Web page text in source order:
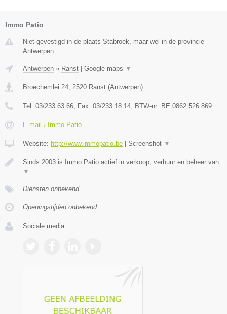
Immo Patio
Niet gevestigd in de plaats Stabroek, maar wel in de provincie
Antwerpen.
Antwerpen » Ranst | Google maps ▼
Broechemlei 24 2520 Ranst (Antwerpen)
Tel: 03/233 63 66 , Fax: 03/233 18 14 , BTW-nr: BE 0862.526.869
E-mail › Immo Patio
Website: http://www.immopatio.be | Screenshot ▼
Sinds 2003 is Immo Patio actief in verkoop, verhuur en beheer van
▼
Diensten onbekend
Openingstijden onbekend
Sociale media: